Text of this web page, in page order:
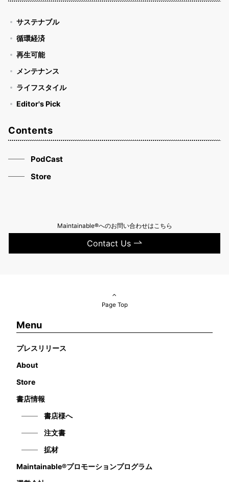
サステナブル
循環経済
再生可能
メンテナンス
ライフスタイル
Editor's Pick
Contents
PodCast
Store
Maintainable®へのお問い合わせはこちら
Contact Us
Page Top
Menu
プレスリリース
About
Store
書店情報
書店様へ
注文書
拡材
Maintainable®プロモーションプログラム